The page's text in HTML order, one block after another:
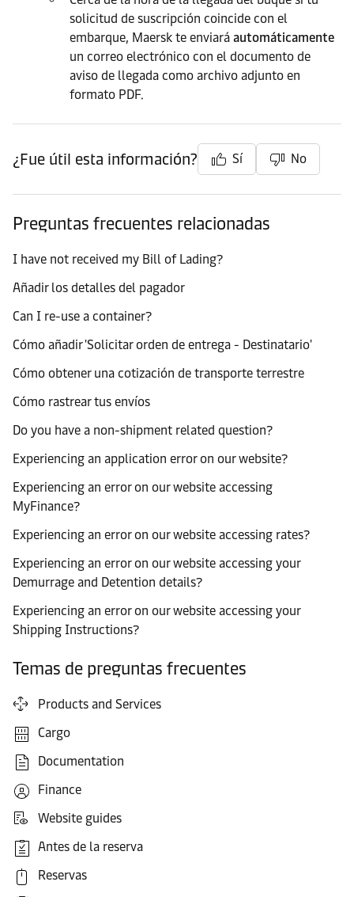
solicitud de suscripción coincide con el
embarque, Maersk te enviará automáticamente
un correo electrónico con el documento de
aviso de llegada como archivo adjunto en
formato PDF.
¿Fue útil esta información? Sí No
Preguntas frecuentes relacionadas
I have not received my Bill of Lading?
Añadir los detalles del pagador
Can I re-use a container?
Cómo añadir 'Solicitar orden de entrega - Destinatario'
Cómo obtener una cotización de transporte terrestre
Cómo rastrear tus envíos
Do you have a non-shipment related question?
Experiencing an application error on our website?
Experiencing an error on our website accessing
MyFinance?
Experiencing an error on our website accessing rates?
Experiencing an error on our website accessing your
Demurrage and Detention details?
Experiencing an error on our website accessing your
Shipping Instructions?
Temas de preguntas frecuentes
Products and Services
Cargo
Documentation
Finance
Website guides
Antes de la reserva
Reservas